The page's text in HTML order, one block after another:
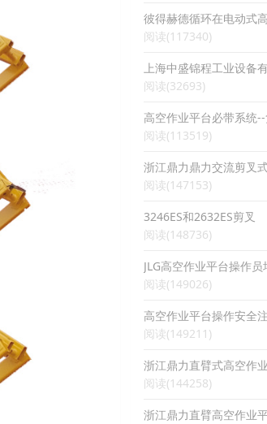
彼得赫德循环在电动式
阅读(117340)
上海中盛锦程工业设备
阅读(32693)
高空作业平台必带系统
阅读(113519)
浙江鼎力鼎力交流剪叉
阅读(147153)
3246ES和2632ES剪叉
阅读(148736)
JLG高空作业平台操作员
阅读(149026)
高空作业平台操作安全
阅读(149211)
浙江鼎力直臂式高空作
阅读(144258)
浙江鼎力直臂高空作业